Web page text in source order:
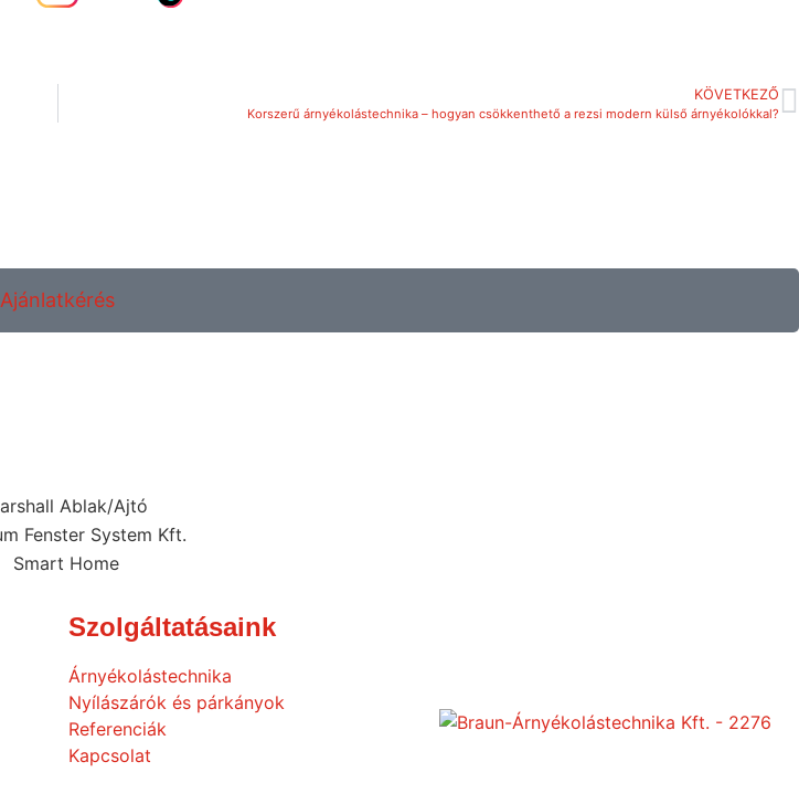
KÖVETKEZŐ
Korszerű árnyékolástechnika – hogyan csökkenthető a rezsi modern külső árnyékolókkal?
Ajánlatkérés
Szolgáltatásaink
Árnyékolástechnika
Nyílászárók és párkányok
Referenciák
Kapcsolat